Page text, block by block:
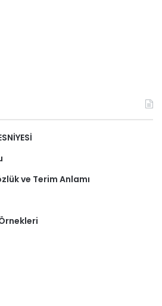
ve Terim Anlamı